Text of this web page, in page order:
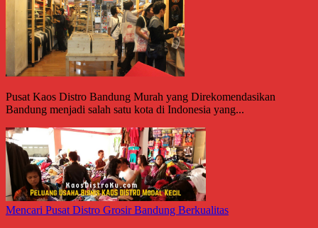
Pusat Kaos Distro Bandung Murah yang Direkomendasikan
Bandung menjadi salah satu kota di Indonesia yang...
Mencari Pusat Distro Grosir Bandung Berkualitas